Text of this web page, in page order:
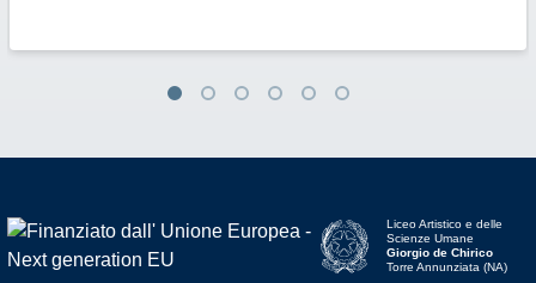
Liceo Artistico e delle
Scienze Umane
Giorgio de Chirico
Torre Annunziata (NA)